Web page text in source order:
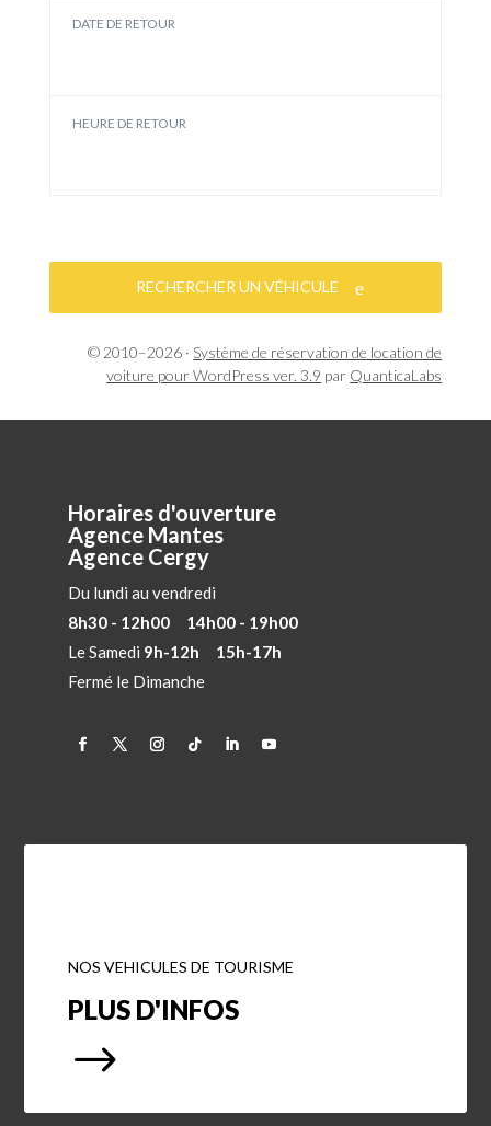
DATE DE RETOUR
HEURE DE RETOUR
RECHERCHER UN VÉHICULE
© 2010–2026 · Système de réservation de location de
voiture pour WordPress ver. 3.9 par QuanticaLabs
Horaires d'ouverture
Agence Mantes
Agence Cergy
Du lundi au vendredi
8h30 - 12h00 14h00 - 19h00
Le Samedi 9h-12h 15h-17h
Fermé le Dimanche
NOS VEHICULES DE TOURISME
PLUS D'INFOS
$